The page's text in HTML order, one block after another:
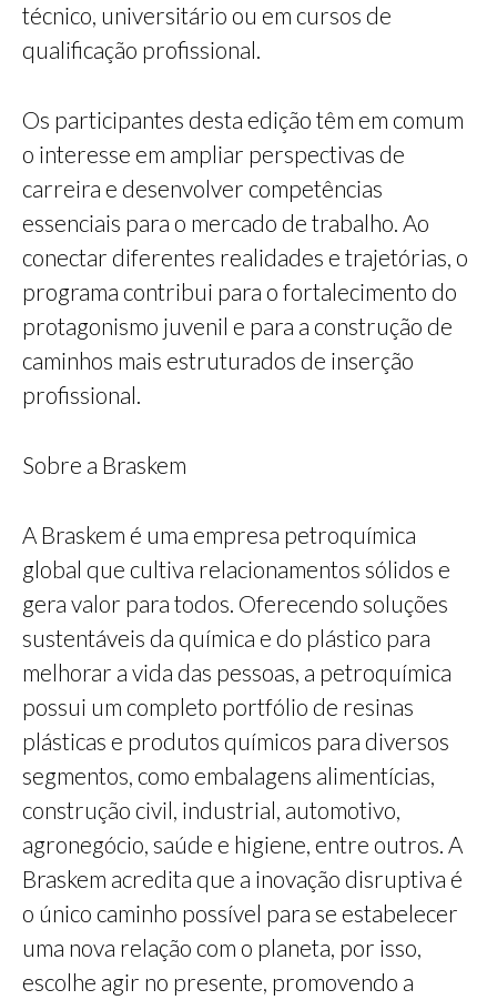
técnico, universitário ou em cursos de
qualificação profissional.
Os participantes desta edição têm em comum
o interesse em ampliar perspectivas de
carreira e desenvolver competências
essenciais para o mercado de trabalho. Ao
conectar diferentes realidades e trajetórias, o
programa contribui para o fortalecimento do
protagonismo juvenil e para a construção de
caminhos mais estruturados de inserção
profissional.
Sobre a Braskem
A Braskem é uma empresa petroquímica
global que cultiva relacionamentos sólidos e
gera valor para todos. Oferecendo soluções
sustentáveis da química e do plástico para
melhorar a vida das pessoas, a petroquímica
possui um completo portfólio de resinas
plásticas e produtos químicos para diversos
segmentos, como embalagens alimentícias,
construção civil, industrial, automotivo,
agronegócio, saúde e higiene, entre outros. A
Braskem acredita que a inovação disruptiva é
o único caminho possível para se estabelecer
uma nova relação com o planeta, por isso,
escolhe agir no presente, promovendo a